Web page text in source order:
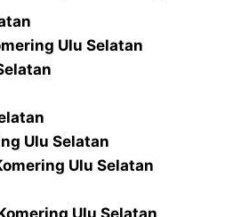
Ulu Selatan
Ulu Selatan
Ulu Selatan
Ulu Selatan